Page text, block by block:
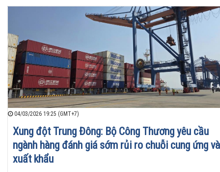
04/03/2026 19:25 (GMT+7)
Xung đột Trung Đông: Bộ Công Thương yêu cầu
ngành hàng đánh giá sớm rủi ro chuỗi cung ứng và
xuất khẩu